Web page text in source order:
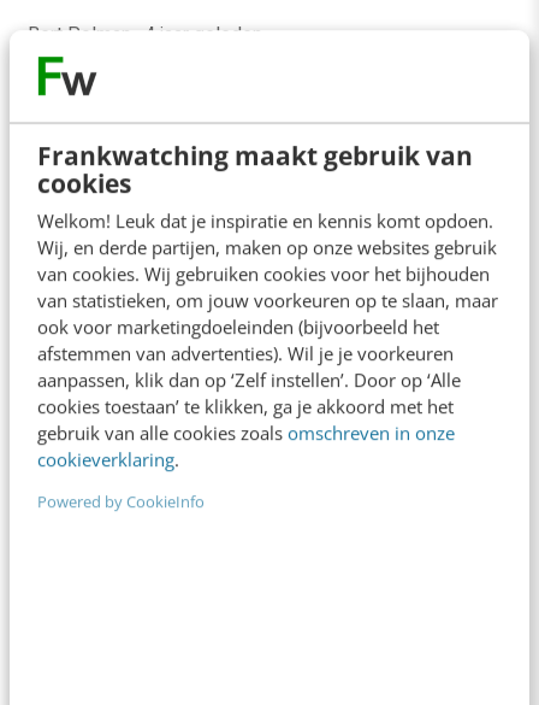
Frankwatching maakt gebruik van
cookies
Welkom! Leuk dat je inspiratie en kennis komt opdoen.
Wij, en derde partijen, maken op onze websites gebruik
van cookies. Wij gebruiken cookies voor het bijhouden
van statistieken, om jouw voorkeuren op te slaan, maar
ook voor marketingdoeleinden (bijvoorbeeld het
afstemmen van advertenties). Wil je je voorkeuren
aanpassen, klik dan op ‘Zelf instellen’. Door op ‘Alle
cookies toestaan’ te klikken, ga je akkoord met het
gebruik van alle cookies zoals omschreven in onze
cookieverklaring.
Powered by CookieInfo
Bert Polman 4 jaar geleden
CONTENT & COMMUNICATIE
Het mysterieuze woordje ‘er’: schrappen of
koesteren?
Laten we het eens hebben over het mysterieuze
woordje 'er'. Een ingewikkeld woord, dat niet
(makkelijk) uit valt te leggen aan niet-
Nederlandstaligen.…